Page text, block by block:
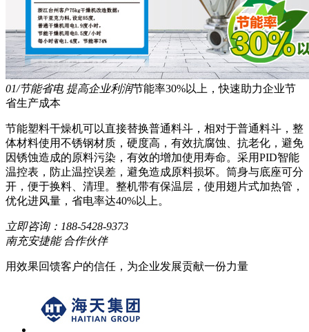
01/节能省电 提高企业利润节能率30%以上，快速助力企业节
省生产成本
节能塑料干燥机可以直接替换普通料斗，相对于普通料斗，整
体材料使用不锈钢材质，硬度高，有效抗腐蚀、抗老化，避免
因锈蚀造成的原料污染，有效的增加使用寿命。采用PID智能
温控表，防止温控误差，避免造成原料损坏。筒身与底座可分
开，便于换料、清理。整机带有保温层，使用翅片式加热管，
优化进风量，省电率达40%以上。
立即咨询： 188-5428-9373
南充安捷能 合作伙伴
用效果回馈客户的信任，为企业发展贡献一份力量